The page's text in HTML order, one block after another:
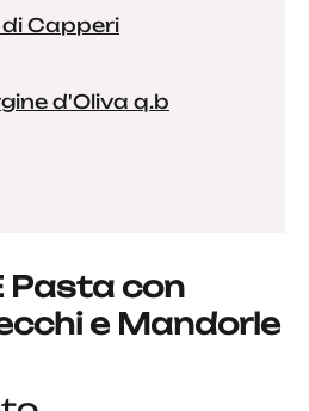
Capperi
d'Oliva q.b
Pasta con
e Mandorle